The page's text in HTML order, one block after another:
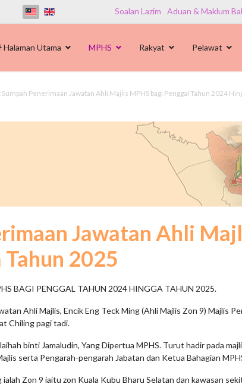
Soalan Lazim Aduan & Maklum
Halaman Utama MPHS Rakyat Pelawat
Penerimaan Jawatan Ahli Majlis MPHS bagi Penggal Tahun 2024
Jawatan Ahli
2025
BAGI PENGGAL TAHUN 2024 HINGGA TAHUN 2025.
Ahli Majlis, Encik Eng Teck Ming (Ahli Majlis Zon 9) Majlis
Chiling pagi tadi.
binti Jamaludin, Yang Dipertua MPHS. Turut hadir pada
serta Pengarah-pengarah Jabatan dan Ketua Bahagian
Zon 9 iaitu zon Kuala Kubu Bharu Selatan dan kawasan